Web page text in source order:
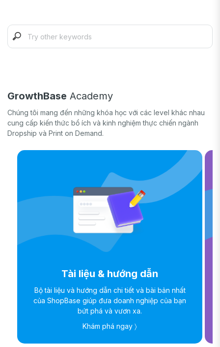
GrowthBase Academy
Chúng tôi mang đến những khóa học với các level khác nhau
cung cấp kiến thức bổ ích và kinh nghiệm thực chiến ngành
Dropship và Print on Demand.
Tài liệu & hướng dẫn
Bộ tài liệu và hướng dẫn chi tiết và bài bản nhất
của ShopBase giúp đưa doanh nghiệp của bạn
bứt phá và vươn xa.
Khám phá ngay 〉